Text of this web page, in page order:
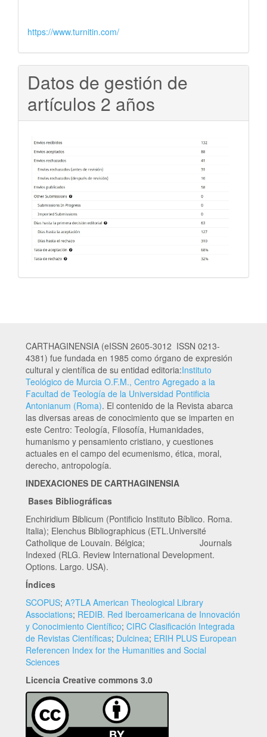
https://www.turnitin.com/
Datos de gestión de
artículos 2 años
CARTHAGINENSIA (eISSN 2605-3012 ISSN 0213-
4381) fue fundada en 1985 como órgano de expresión
cultural y científica de su entidad editoria:Instituto
Teológico de Murcia O.F.M., Centro Agregado a la
Facultad de Teología de la Universidad Pontificia
Antonianum (Roma). El contenido de la Revista abarca
las diversas areas de conocimiento que se imparten en
este Centro: Teología, Filosofía, Humanidades,
humanismo y pensamiento cristiano, y cuestiones
actuales en el campo del ecumenismo, ética, moral,
derecho, antropología.
INDEXACIONES DE CARTHAGINENSIA
Bases Bibliográficas
Enchiridium Biblicum (Pontificio Instituto Bíblico. Roma.
Italia); Elenchus Bibliographicus (ETL.Université
Catholique de Louvain. Bélgica; Journals
Indexed (RLG. Review International Development.
Options. Largo. USA).
Índices
SCOPUS; A?TLA American Theological Library
Associations; REDIB. Red Iberoamericana de Innovación
y Conocimiento Científico; CIRC Clasificación Integrada
de Revistas Científicas; Dulcinea; ERIH PLUS European
Referencen Index for the Humanities and Social
Sciences
Licencia Creative commons 3.0